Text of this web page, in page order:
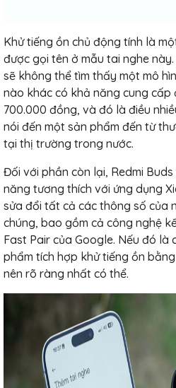
Khử tiếng ồn chủ động tính là
được gọi tên ở mẫu tai nghe
sẽ không thể tìm thấy một mô
nào khác có khả năng cung cấp
700.000 đồng, và đó là điều
nói đến một sản phẩm đến từ
tại thị trường trong nước.
Đối với phần còn lại, Redmi
năng tương thích với ứng dụng
sửa đổi tất cả các thông số của
chúng, bao gồm cả công nghệ
Fast Pair của Google. Nếu đó là
phẩm tích hợp khử tiếng ồn
nên rõ ràng nhất có thể.